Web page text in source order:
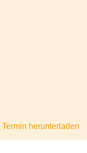
Termin herunterladen